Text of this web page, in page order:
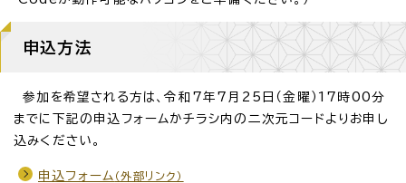
申込方法
参加を希望される方は、令和7年7月25日（金曜）17時00分
までに下記の申込フォームかチラシ内の二次元コードよりお申し
込みください。
申込フォーム （外部リンク）